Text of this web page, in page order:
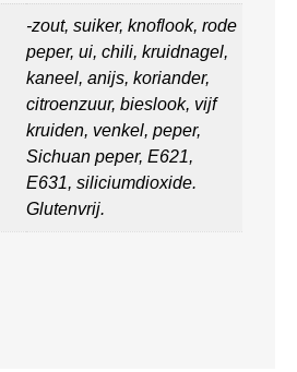
-zout, suiker, knoflook, rode
peper, ui, chili, kruidnagel,
kaneel, anijs, koriander,
citroenzuur, bieslook, vijf
kruiden, venkel, peper,
Sichuan peper, E621,
E631, siliciumdioxide.
Glutenvrij.